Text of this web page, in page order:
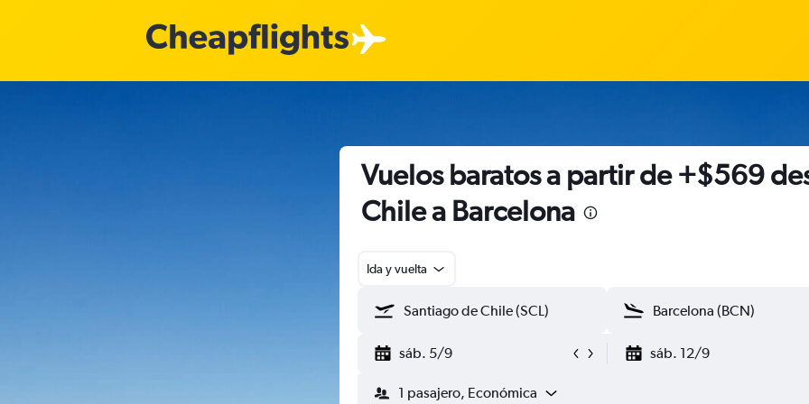
Vuelos baratos a partir de +$569
Chile a Barcelona
Ida y vuelta
sáb. 5/9 sáb. 12/9
1 pasajero, Económica